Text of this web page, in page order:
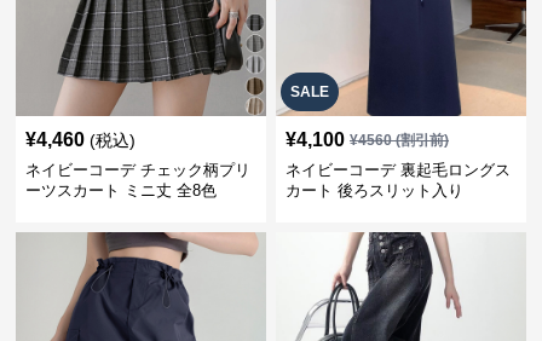
¥4,460 (税込)
ネイビーコーデ チェック柄プリ
ーツスカート ミニ丈 全8色
SALE
¥4,100 ¥4560(割引前)
ネイビーコーデ 裏起毛ロングス
カート 後ろスリット入り